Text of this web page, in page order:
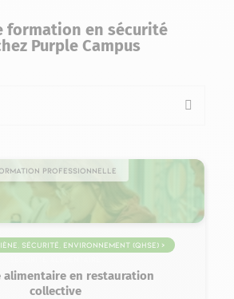
formation en sécurité
Purple Campus
professionnelle
Sécurité, Environnement (QHSE) >
alimentaire en restauration
collective